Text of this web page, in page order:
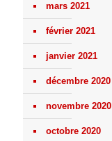
mars 2021
février 2021
janvier 2021
décembre 2020
novembre 2020
octobre 2020